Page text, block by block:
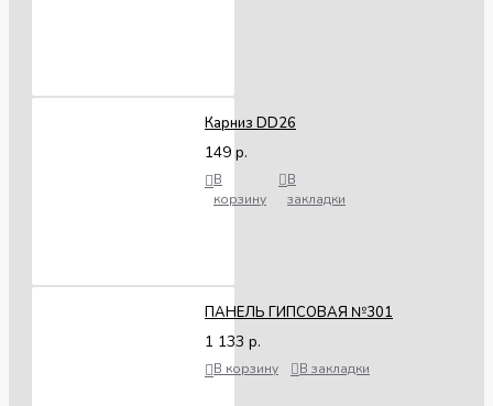
Карниз DD26
149 р.
В
корзину
В
закладки
ПАНЕЛЬ ГИПСОВАЯ №301
1 133 р.
В корзину В закладки